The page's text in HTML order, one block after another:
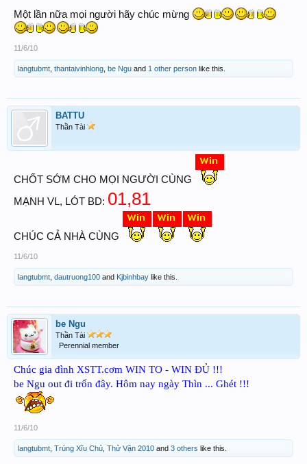
Một lần nữa mọi người hãy chúc mừng
11/6/10
langtubmt thantaivinhlong be Ngu and 1 other person like this.
BATTU
Thần Tài
CHỐT SỚM CHO MỌI NGƯỜI CÙNG
MẠNH VL, LÓT BD: 01,81
CHÚC CẢ NHÀ CÙNG
11/6/10
langtubmt dautruong100 and Kjbinhbay like this.
be Ngu
Thần Tài
Perennial member
Chúc gia đình XSTT.cơm WIN TO - WIN ĐỦ !!!
be Ngu out đi trốn đây. Hôm nay ngày Thìn ... Ghét !!!
11/6/10
langtubmt Trúng Xĩu Chủ Thử Vận 2010 and 3 others like this.